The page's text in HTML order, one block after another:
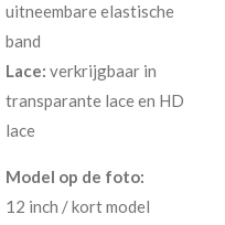
uitneembare elastische
band
Lace: verkrijgbaar in
transparante lace en HD
lace
Model op de foto:
12 inch / kort model